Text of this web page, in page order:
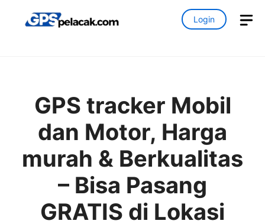
Login
GPS tracker Mobil
dan Motor, Harga
murah & Berkualitas
– Bisa Pasang
GRATIS di Lokasi